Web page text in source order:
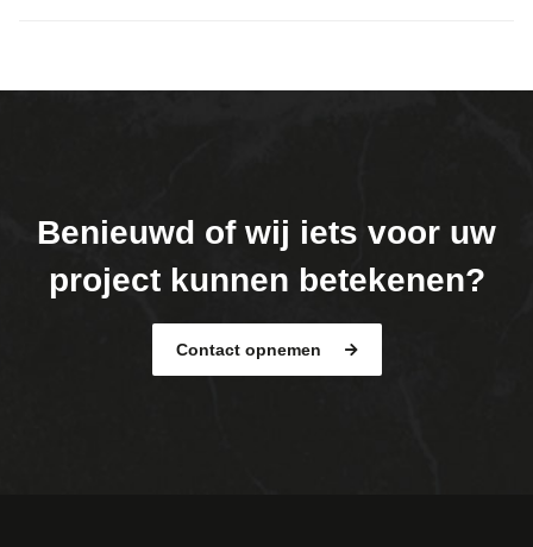
Benieuwd of wij iets voor uw
project kunnen betekenen?
Contact opnemen